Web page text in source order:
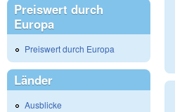
Preiswert durch
Europa
Preiswert durch Europa
Länder
Ausblicke